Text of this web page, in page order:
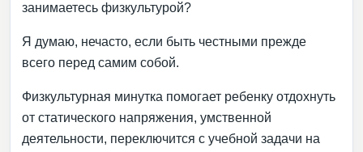
занимаетесь физкультурой?
Я думаю, нечасто, если быть честными прежде
всего перед самим собой.
Физкультурная минутка помогает ребенку отдохнуть
от статического напряжения, умственной
деятельности, переключится с учебной задачи на